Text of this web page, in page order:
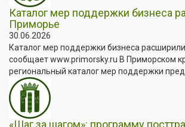
Каталог мер поддержки бизнеса
Приморье
30.06.2026
Каталог мер поддержки бизнеса
сообщает www.primorsky.ru В Приморском
региональный каталог мер поддержки
«Шаг за шагом»: программу